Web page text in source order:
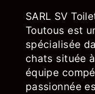
SARL SV
Toutous est
spécialisée
chats située
équipe
passionnée